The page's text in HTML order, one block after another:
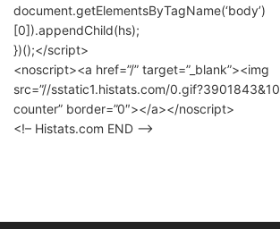
document.getElementsByTagName(‘body’)
[0]).appendChild(hs);
})();</script>
<noscript><a href=”/” target=”_blank”><img
src=”//sstatic1.histats.com/
counter” border=”0″></a></noscript>
<!– Histats.com END –>